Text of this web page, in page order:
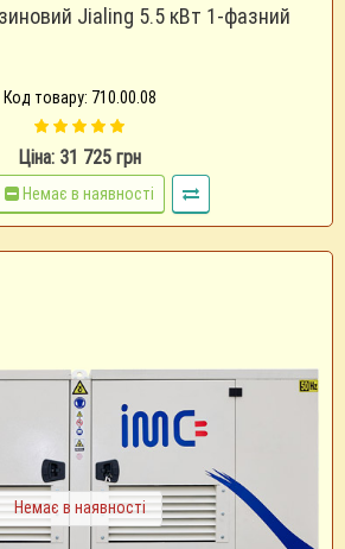
Jialing 5.5 кВт 1-фазний
Код товару: 710.00.08
Ціна: 31 725 грн
Немає в наявності
Немає в наявності